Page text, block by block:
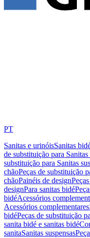
PT
Sanitas e urinóisSanitas
de substituição para
substituição para Sanitas
chãoPeças de substituição
chãoPainéis de design
designPara sanitas bidé
bidéAcessórios
Acessórios complementares
bidéPeças de substituição
sanita bidé e sanitas bidé
sanitaSanitas suspensas